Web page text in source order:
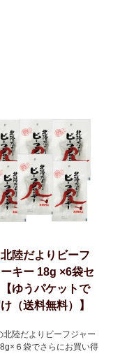
北陸だよりビーフ
キー 18g ×6袋セ
ゆうパケットで
（送料無料）】
北陸だよりビーフジャー
６袋でさらにお買い得